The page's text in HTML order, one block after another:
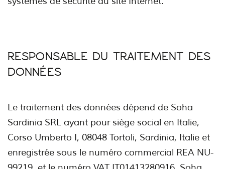
RESPONSABLE DU TRAITEMENT DES
DONNÉES
Le traitement des données dépend de Soha
Sardinia SRL ayant pour siège social en Italie,
Corso Umberto I, 08048 Tortoli, Sardinia, Italie et
enregistrée sous le numéro commercial REA NU-